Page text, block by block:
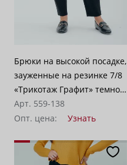
Брюки на высокой посадке,
зауженные на резинке 7/8
«Трикотаж Графит» темно-
серые
Арт. 559-138
Опт. цена:
Узнать